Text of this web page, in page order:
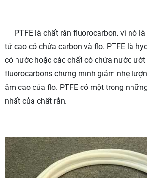
PTFE là chất rắn fluorocarbon, vì nó
tử cao có chứa carbon và flo. PTFE là
có nước hoặc các chất có chứa nước ướt
fluorocarbons chứng minh giảm nhẹ
âm cao của flo. PTFE có một trong
nhất của chất rắn.